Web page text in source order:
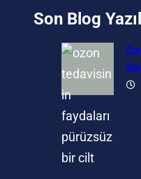
Son Blog